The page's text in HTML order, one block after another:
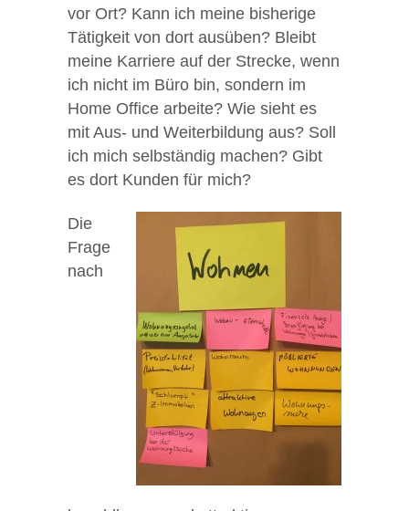
vor Ort? Kann ich meine bisherige
Tätigkeit von dort ausüben? Bleibt
meine Karriere auf der Strecke, wenn
ich nicht im Büro bin, sondern im
Home Office arbeite? Wie sieht es
mit Aus- und Weiterbildung aus? Soll
ich mich selbständig machen? Gibt
es dort Kunden für mich?
Die
Frage
nach